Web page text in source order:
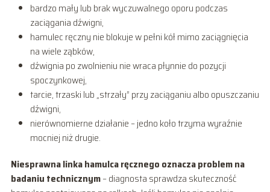
bardzo mały lub brak wyczuwalnego oporu podczas
zaciągania dźwigni,
hamulec ręczny nie blokuje w pełni kół mimo zaciągnięcia
na wiele ząbków,
dźwignia po zwolnieniu nie wraca płynnie do pozycji
spoczynkowej,
tarcie, trzaski lub „strzały” przy zaciąganiu albo opuszczaniu
dźwigni,
nierównomierne działanie – jedno koło trzyma wyraźnie
mocniej niż drugie.
Niesprawna linka hamulca ręcznego oznacza problem na
badaniu technicznym– diagnosta sprawdza skuteczność